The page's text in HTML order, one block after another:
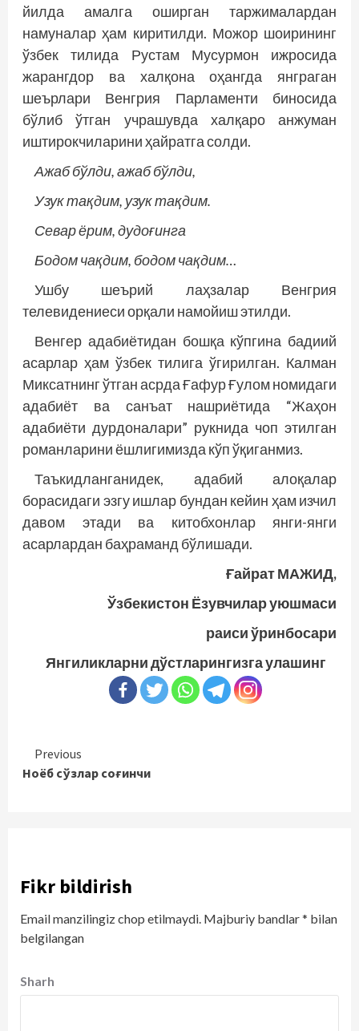
йилда амалга оширган таржималардан
намуналар ҳам киритилди. Можор шоирининг
ўзбек тилида Рустам Мусурмон ижросида
жарангдор ва халқона оҳангда янграган
шеърлари Венгрия Парламенти биносида
бўлиб ўтган учрашувда халқаро анжуман
иштирокчиларини ҳайратга солди.
Ажаб бўлди, ажаб бўлди,
Узук тақдим, узук тақдим.
Севар ёрим, дудоғинга
Бодом чақдим, бодом чақдим…
Ушбу шеърий лаҳзалар Венгрия
телевидениеси орқали намойиш этилди.
Венгер адабиётидан бошқа кўпгина бадиий
асарлар ҳам ўзбек тилига ўгирилган. Калман
Миксатнинг ўтган асрда Ғафур Ғулом номидаги
адабиёт ва санъат нашриётида “Жаҳон
адабиёти дурдоналари” рукнида чоп этилган
романларини ёшлигимизда кўп ўқиганмиз.
Таъкидланганидек, адабий алоқалар
борасидаги эзгу ишлар бундан кейин ҳам изчил
давом этади ва китобхонлар янги-янги
асарлардан баҳраманд бўлишади.
Ғайрат МАЖИД,
Ўзбекистон Ёзувчилар уюшмаси
раиси ўринбосари
Янгиликларни дўстларингизга улашинг
Continue
Reading
Previous
Ноёб сўзлар соғинчи
Fikr bildirish
Email manzilingiz chop etilmaydi. Majburiy bandlar* bilan
belgilangan
Sharh